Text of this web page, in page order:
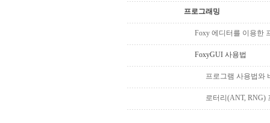
프로그래밍
Foxy 에디터를 이용한
FoxyGUI 사용법
프로그램 사용법와
로터리(ANT, RNG)